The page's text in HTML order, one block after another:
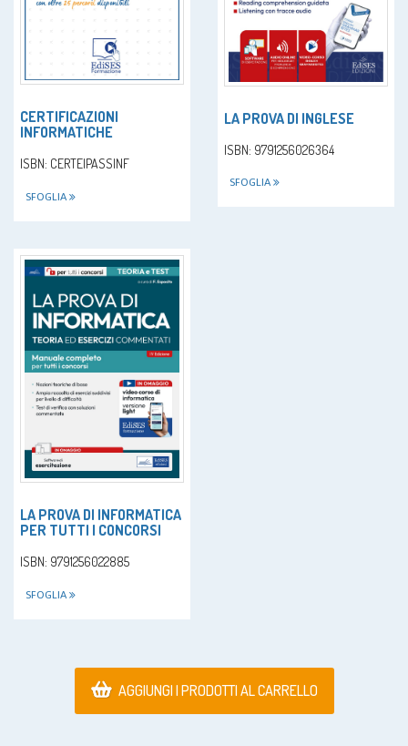
CERTIFICAZIONI
INFORMATICHE
ISBN: CERTEIPASSINF
SFOGLIA
LA PROVA DI INGLESE
ISBN: 9791256026364
SFOGLIA
LA PROVA DI INFORMATICA
PER TUTTI I CONCORSI
ISBN: 9791256022885
SFOGLIA
AGGIUNGI I PRODOTTI AL CARRELLO